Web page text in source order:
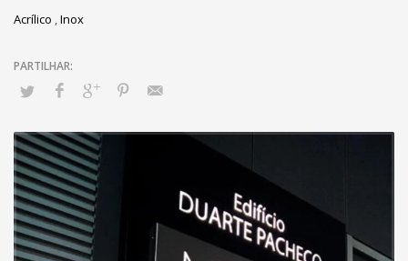
Acrílico ,Inox